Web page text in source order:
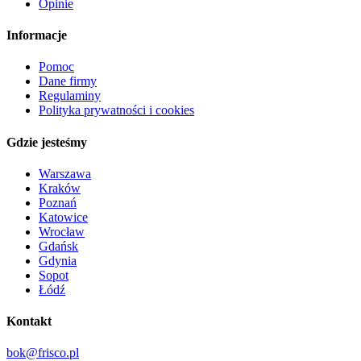
Opinie
Informacje
Pomoc
Dane firmy
Regulaminy
Polityka prywatności i cookies
Gdzie jesteśmy
Warszawa
Kraków
Poznań
Katowice
Wrocław
Gdańsk
Gdynia
Sopot
Łódź
Kontakt
bok@frisco.pl